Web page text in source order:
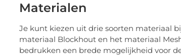
Materialen
Je kunt kiezen uit drie soorten materiaal
materiaal Blockhout en het materiaal
bedrukken een brede mogelijkheid voor